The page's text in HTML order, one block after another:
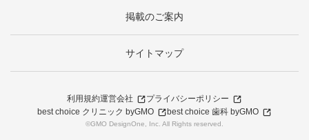
掲載のご案内
サイトマップ
利用規約運営会社
プライバシーポリシー
best choice クリニック byGMO
best choice 歯科 byGMO
©GMO DesignOne, Inc. All Rights reserved.